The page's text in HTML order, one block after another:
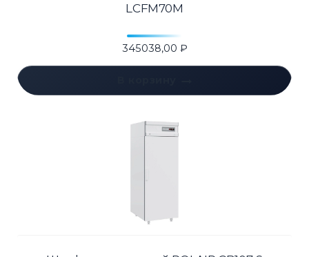
LCFM70M
345038,00 ₽